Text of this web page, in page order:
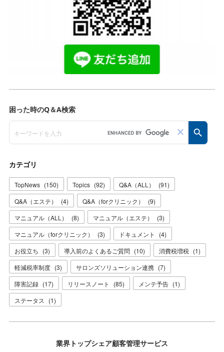
カテゴリ
TopNews (150) Topics (92) Q&A（ALL） (91)
Q&A（エステ）
(4) Q&A（forクリニック） (9)
マニュアル（ALL）
(8) マニュアル（エステ） (3)
マニュアル（forクリニック）
(3) ドキュメント (4)
お役立ち (3) 導入前のよくあるご質問 (10) 消費税増税 (1)
軽減税率制度 (3) サロンズソリューション連携 (7)
障害記録 (17) リリースノート (85) メンテ予告 (1)
ステータス
(1)
業界トップシェア顧客管理サービス